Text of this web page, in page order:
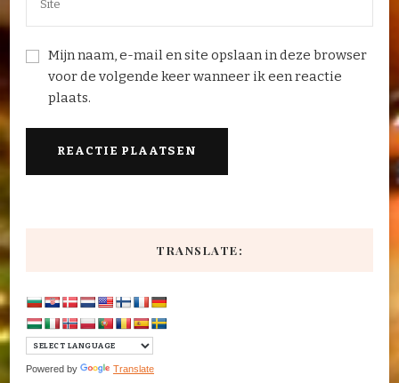
Mijn naam, e-mail en site opslaan in deze browser
voor de volgende keer wanneer ik een reactie
plaats.
TRANSLATE:
Powered by Translate